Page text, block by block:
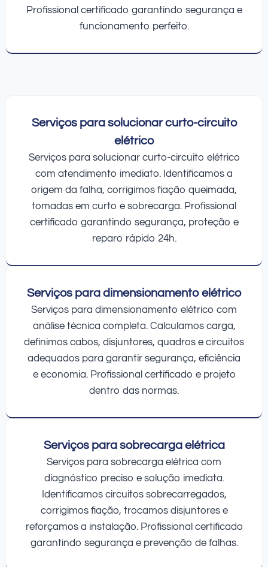
Profissional certificado garantindo segurança e
funcionamento perfeito.
Serviços para solucionar curto-circuito
elétrico
Serviços para solucionar curto-circuito elétrico
com atendimento imediato. Identificamos a
origem da falha, corrigimos fiação queimada,
tomadas em curto e sobrecarga. Profissional
certificado garantindo segurança, proteção e
reparo rápido 24h.
Serviços para dimensionamento elétrico
Serviços para dimensionamento elétrico com
análise técnica completa. Calculamos carga,
definimos cabos, disjuntores, quadros e circuitos
adequados para garantir segurança, eficiência
e economia. Profissional certificado e projeto
dentro das normas.
Serviços para sobrecarga elétrica
Serviços para sobrecarga elétrica com
diagnóstico preciso e solução imediata.
Identificamos circuitos sobrecarregados,
corrigimos fiação, trocamos disjuntores e
reforçamos a instalação. Profissional certificado
garantindo segurança e prevenção de falhas.